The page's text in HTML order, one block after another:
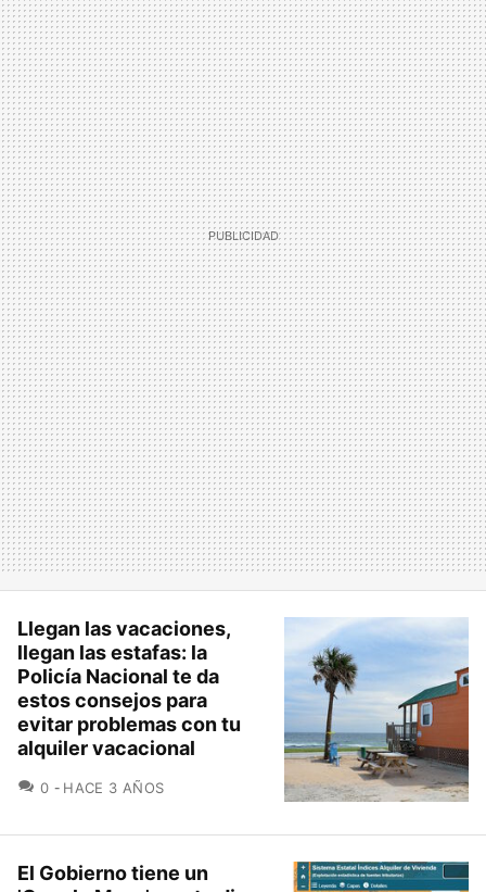
Llegan las vacaciones,
llegan las estafas: la
Policía Nacional te da
estos consejos para
evitar problemas con tu
alquiler vacacional
0 COMENTARIOS
HACE 3 AÑOS
El Gobierno tiene un